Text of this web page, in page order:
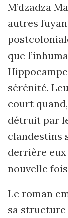
M’dzadza
autres
que
sérénité.
court
détruit par
clandestins
derrière
nouvelle
Le roman
sa structure